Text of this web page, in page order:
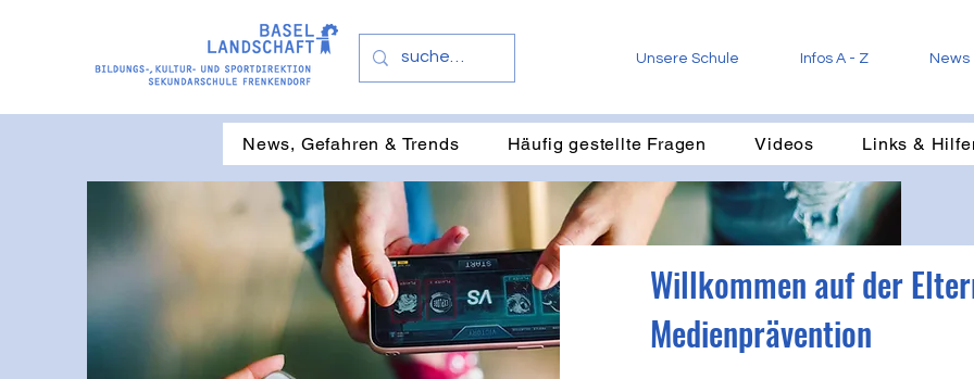
Unsere Schule Infos A - Z News
News, Gefahren & Trends Häufig gestellte Fragen Videos Links &
Willkommen auf der
Medienprävention